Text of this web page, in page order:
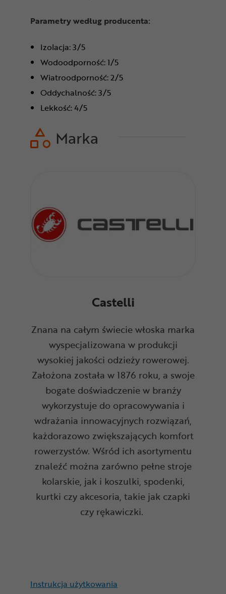
Parametry według producenta:
Izolacja: 3/5
Wodoodporność: 1/5
Wiatroodporność: 2/5
Oddychalność: 3/5
Lekkość: 4/5
Marka
Castelli
Znana na całym świecie włoska marka
wyspecjalizowana w produkcji
wysokiej jakości odzieży rowerowej.
Założona została w 1876 roku, a swoje
bogate doświadczenie w branży
wykorzystuje do opracowywania i
wdrażania innowacyjnych rozwiązań,
każdorazowo zwiększających komfort
rowerzystów. Wśród ich asortymentu
znaleźć można zarówno pełne stroje
kolarskie, jak i koszulki, spodenki,
kurtki czy akcesoria, takie jak czapki
czy rękawiczki.
Instrukcja użytkowania